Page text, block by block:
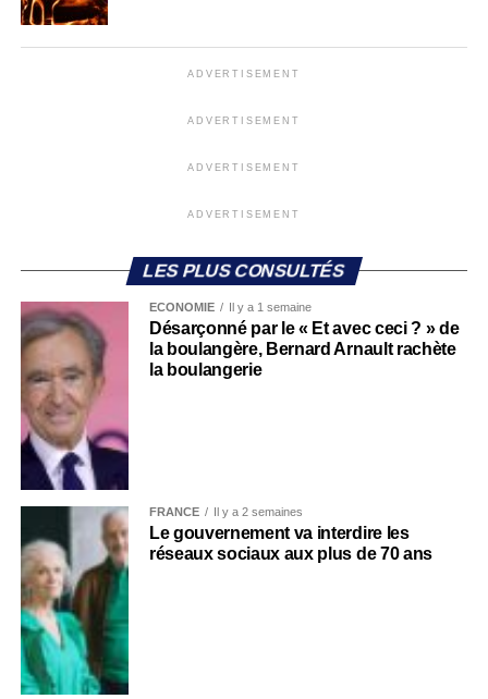
ADVERTISEMENT
ADVERTISEMENT
ADVERTISEMENT
ADVERTISEMENT
LES PLUS CONSULTÉS
ECONOMIE Il y a 1 semaine
Désarçonné par le « Et avec ceci ? » de
la boulangère, Bernard Arnault rachète
la boulangerie
FRANCE Il y a 2 semaines
Le gouvernement va interdire les
réseaux sociaux aux plus de 70 ans